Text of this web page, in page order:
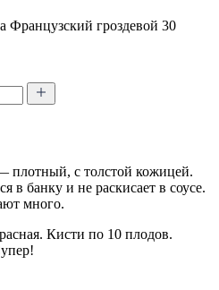
Французский гроздевой 30
плотный, с толстой кожицей.
в банку и не раскисает в соусе.
много.
Кисти по 10 плодов.